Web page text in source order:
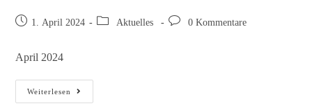
1. April 2024 Aktuelles 0 Kommentare
April 2024
Weiterlesen